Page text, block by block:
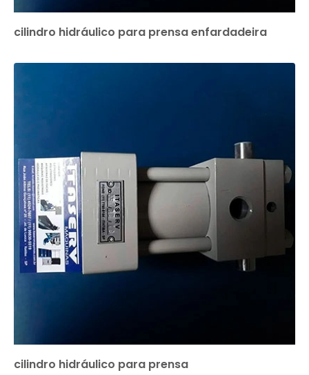
cilindro hidráulico para prensa enfardadeira
cilindro hidráulico para prensa